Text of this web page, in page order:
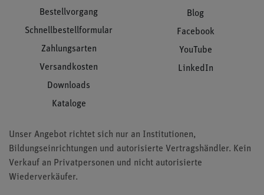
Bestellvorgang
Schnellbestellformular
Zahlungsarten
Versandkosten
Downloads
Kataloge
Blog
Facebook
YouTube
LinkedIn
Unser Angebot richtet sich nur an Institutionen,
Bildungseinrichtungen und autorisierte Vertragshändler. Kein
Verkauf an Privatpersonen und nicht autorisierte
Wiederverkäufer.